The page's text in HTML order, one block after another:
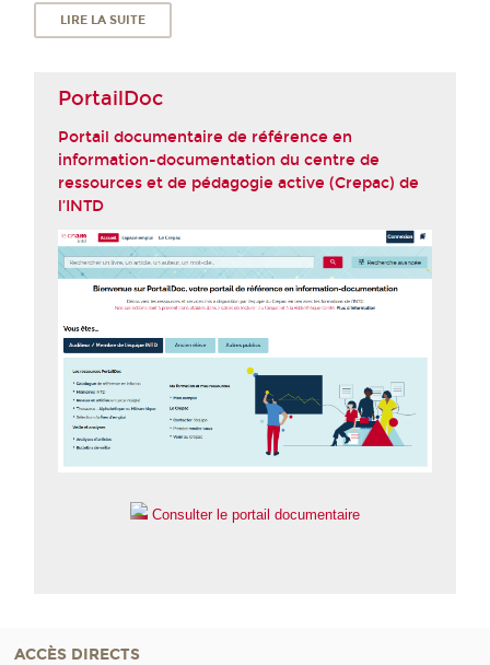
LIRE LA SUITE
PortailDoc
Portail documentaire de référence en
information-documentation du centre de
ressources et de pédagogie active (Crepac) de
l’INTD
Consulter le portail documentaire
ACCÈS DIRECTS